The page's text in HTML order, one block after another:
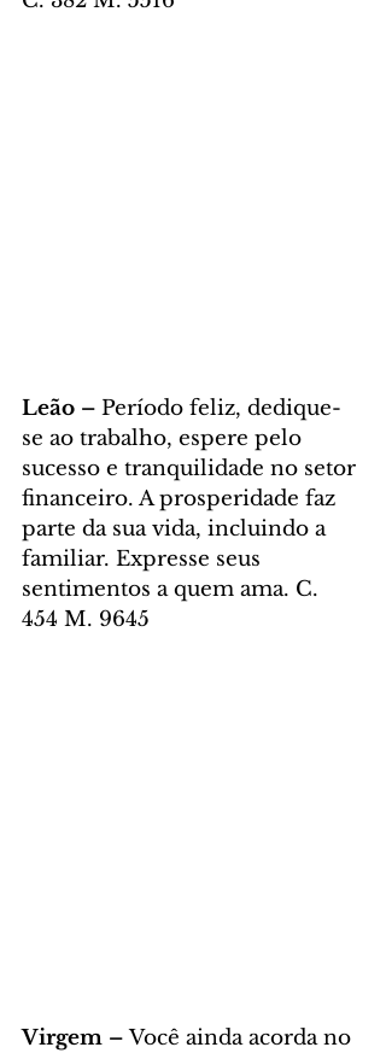
Leão – Período feliz, dedique-
se ao trabalho, espere pelo
sucesso e tranquilidade no setor
financeiro. A prosperidade faz
parte da sua vida, incluindo a
familiar. Expresse seus
sentimentos a quem ama. C.
454 M. 9645
Virgem – Você ainda acorda no